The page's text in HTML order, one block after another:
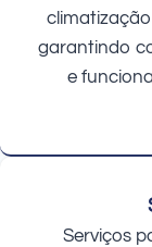
garantindo
e
Serviços